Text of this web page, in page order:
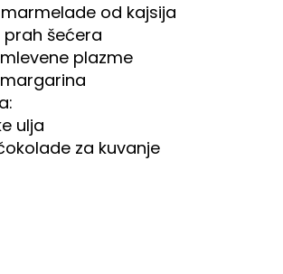
od kajsija
prah šećera
plazme
ulja
za kuvanje